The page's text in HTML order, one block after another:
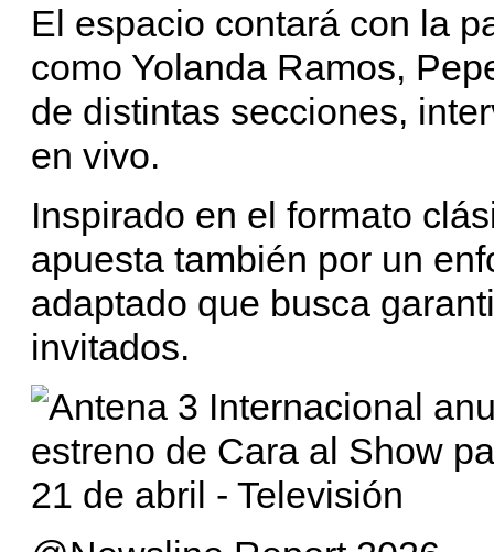
El espacio contará con la
como Yolanda Ramos,
de distintas secciones,
en vivo.
Inspirado en el formato
apuesta también por un
adaptado que busca
invitados.